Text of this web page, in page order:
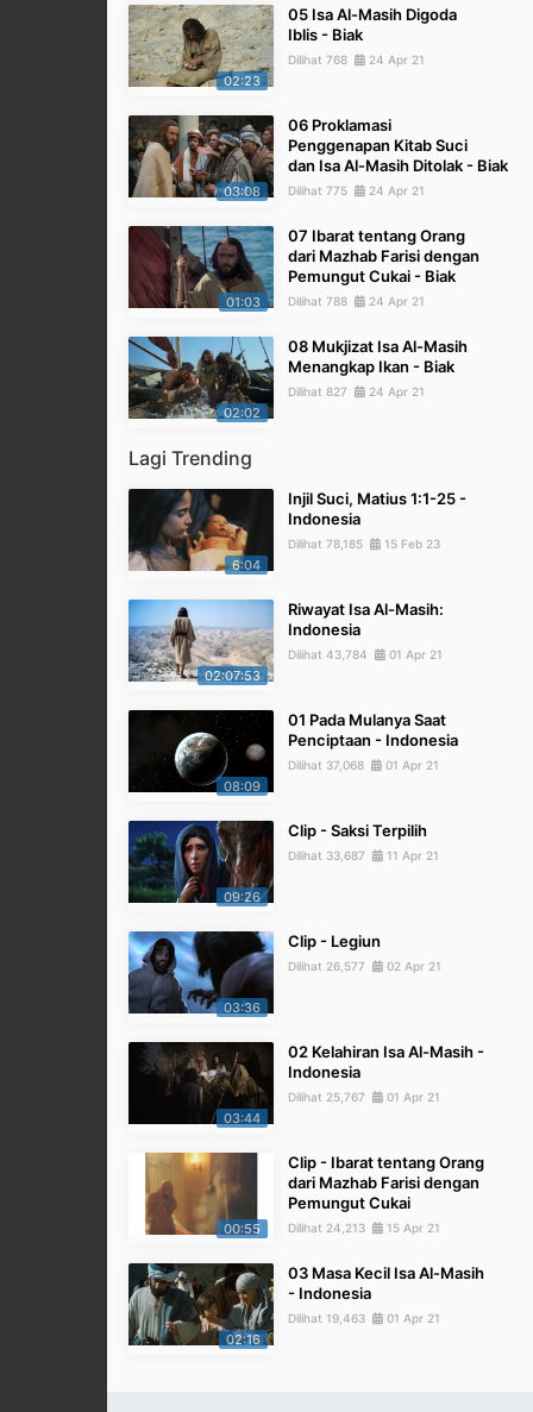
02:23
05 Isa Al-Masih Digoda
Iblis - Biak
Dilihat 768 24 Apr 21
03:08
06 Proklamasi
Penggenapan Kitab Suci
dan Isa Al-Masih Ditolak - Biak
Dilihat 775 24 Apr 21
01:03
07 Ibarat tentang Orang
dari Mazhab Farisi dengan
Pemungut Cukai - Biak
Dilihat 788 24 Apr 21
02:02
08 Mukjizat Isa Al-Masih
Menangkap Ikan - Biak
Dilihat 827 24 Apr 21
Lagi Trending
6:04
Injil Suci, Matius 1:1-25 -
Indonesia
Dilihat 78,185 15 Feb 23
02:07:53
Riwayat Isa Al-Masih:
Indonesia
Dilihat 43,784 01 Apr 21
08:09
01 Pada Mulanya Saat
Penciptaan - Indonesia
Dilihat 37,068 01 Apr 21
09:26
Clip - Saksi Terpilih
Dilihat 33,687 11 Apr 21
03:36
Clip - Legiun
Dilihat 26,577 02 Apr 21
03:44
02 Kelahiran Isa Al-Masih -
Indonesia
Dilihat 25,767 01 Apr 21
00:55
Clip - Ibarat tentang Orang
dari Mazhab Farisi dengan
Pemungut Cukai
Dilihat 24,213 15 Apr 21
02:16
03 Masa Kecil Isa Al-Masih
- Indonesia
Dilihat 19,463 01 Apr 21